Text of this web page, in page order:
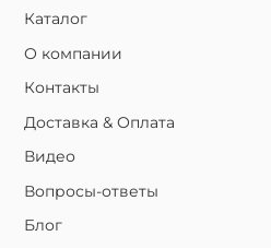
Каталог
О компании
Контакты
Доставка & Оплата
Видео
Вопросы-ответы
Блог